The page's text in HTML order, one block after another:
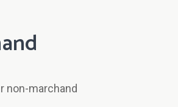
non-marchand